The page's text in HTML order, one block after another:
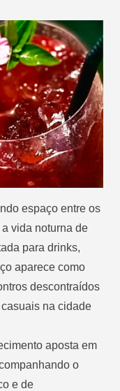
espaço entre os
vida noturna de
para drinks,
aparece como
descontraídos
na cidade
aposta em
o
e de